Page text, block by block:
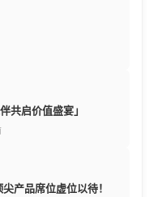
共启价值盛宴」
产品席位虚位以待！